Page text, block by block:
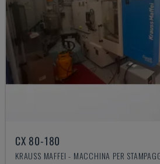
CX 80-180
KRAUSS MAFFEI - MACCHINA PER